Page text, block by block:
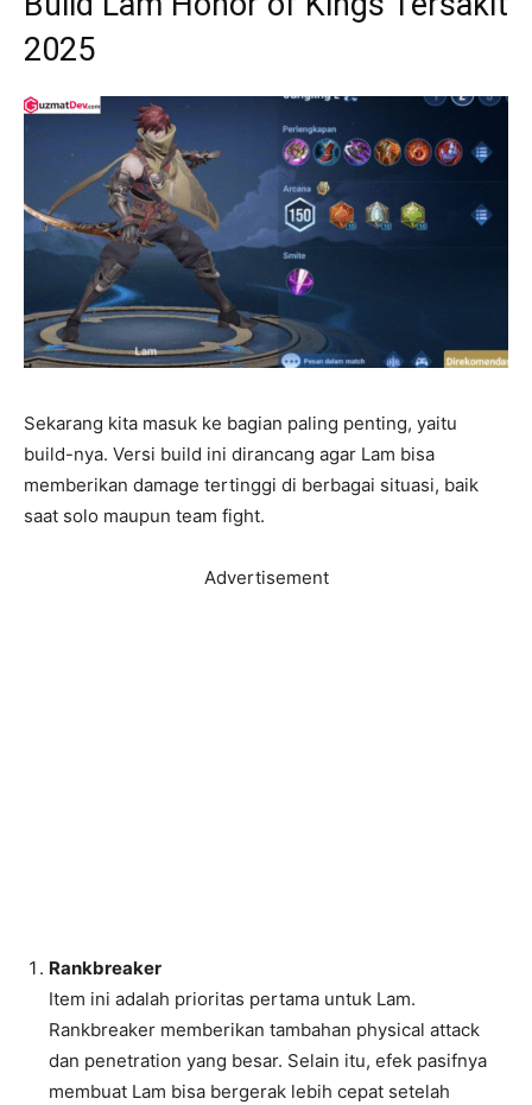
2025
Sekarang kita masuk ke bagian paling penting, yaitu
build-nya. Versi build ini dirancang agar Lam bisa
memberikan damage tertinggi di berbagai situasi, baik
saat solo maupun team fight.
Advertisement
Rankbreaker
Item ini adalah prioritas pertama untuk Lam.
Rankbreaker memberikan tambahan physical attack
dan penetration yang besar. Selain itu, efek pasifnya
membuat Lam bisa bergerak lebih cepat setelah